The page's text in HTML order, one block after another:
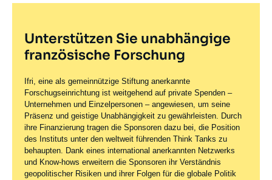
Unterstützen Sie unabhängige
französische Forschung
Ifri, eine als gemeinnützige Stiftung anerkannte
Forschugseinrichtung ist weitgehend auf private Spenden –
Unternehmen und Einzelpersonen – angewiesen, um seine
Präsenz und geistige Unabhängigkeit zu gewährleisten. Durch
ihre Finanzierung tragen die Sponsoren dazu bei, die Position
des Instituts unter den weltweit führenden Think Tanks zu
behaupten. Dank eines international anerkannten Netzwerks
und Know-hows erweitern die Sponsoren ihr Verständnis
geopolitischer Risiken und ihrer Folgen für die globale Politik